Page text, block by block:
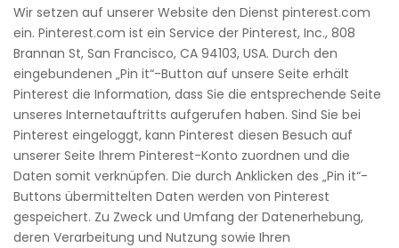
Wir setzen auf unserer Website den Dienst pinterest.com
ein. Pinterest.com ist ein Service der Pinterest, Inc., 808
Brannan St, San Francisco, CA 94103, USA. Durch den
eingebundenen „Pin it“-Button auf unsere Seite erhält
Pinterest die Information, dass Sie die entsprechende Seite
unseres Internetauftritts aufgerufen haben. Sind Sie bei
Pinterest eingeloggt, kann Pinterest diesen Besuch auf
unserer Seite Ihrem Pinterest-Konto zuordnen und die
Daten somit verknüpfen. Die durch Anklicken des „Pin it“-
Buttons übermittelten Daten werden von Pinterest
gespeichert. Zu Zweck und Umfang der Datenerhebung,
deren Verarbeitung und Nutzung sowie Ihren